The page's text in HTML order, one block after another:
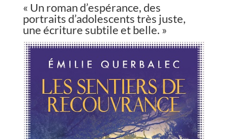
« Un roman d’espérance, des
portraits d’adolescents très juste,
une écriture subtile et belle. »